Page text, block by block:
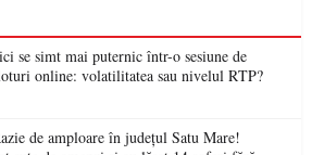
se simt mai puternic într-o sesiune de
online: volatilitatea sau nivelul RTP?
de amploare în județul Satu Mare!